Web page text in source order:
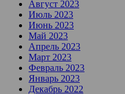
Август 2023
Июль 2023
Июнь 2023
Май 2023
Апрель 2023
Март 2023
Февраль 2023
Январь 2023
Декабрь 2022